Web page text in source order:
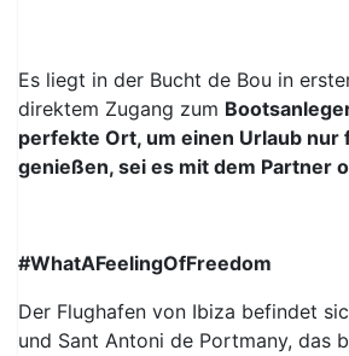
Es liegt in der Bucht de Bou in
direktem Zugang zum
perfekte Ort, um einen Urlaub nur
genießen, sei es mit dem Partner
#WhatAFeelingOfFreedom
Der Flughafen von Ibiza befindet
und Sant Antoni de Portmany, das